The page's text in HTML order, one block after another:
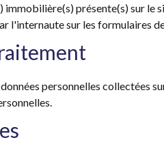
immobilière(s) présente(s) sur
l'internaute sur les formulaires
personnelles collectées